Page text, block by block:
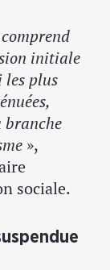
initiale
les plus
branche
»,
sociale.